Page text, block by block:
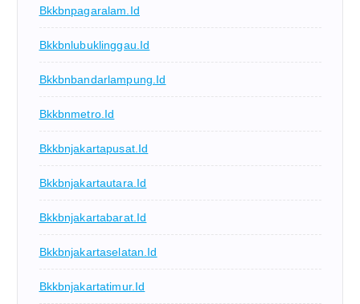
Bkkbnpagaralam.id
Bkkbnlubuklinggau.id
Bkkbnbandarlampung.id
Bkkbnmetro.id
Bkkbnjakartapusat.id
Bkkbnjakartautara.id
Bkkbnjakartabarat.id
Bkkbnjakartaselatan.id
Bkkbnjakartatimur.id